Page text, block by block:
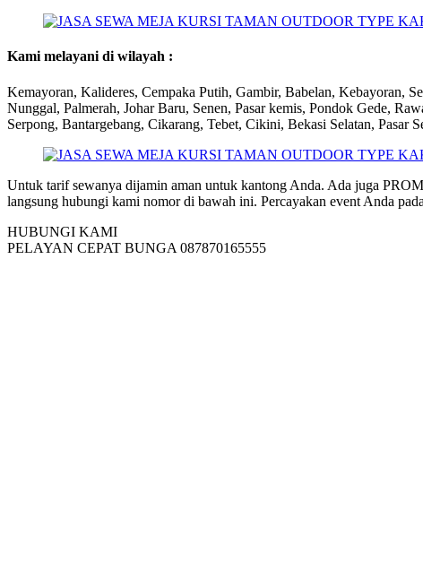
Kami melayani di wilayah :
Kemayoran, Kalideres, Cempaka Putih, Gambir, Babelan, Kebayoran,
Nunggal, Palmerah, Johar Baru, Senen, Pasar kemis, Pondok Gede,
Serpong, Bantargebang, Cikarang, Tebet, Cikini, Bekasi Selatan, Pasar
Untuk tarif sewanya dijamin aman untuk kantong Anda. Ada juga
langsung hubungi kami nomor di bawah ini. Percayakan event Anda
HUBUNGI KAMI
PELAYAN CEPAT BUNGA 087870165555